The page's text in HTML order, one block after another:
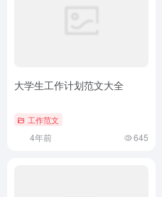
大学生工作计划范文大全
工作范文
4年前 645